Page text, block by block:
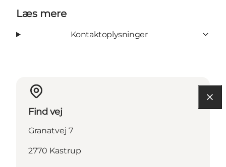
Læs mere
Kontaktoplysninger
Find vej
Granatvej 7
2770 Kastrup